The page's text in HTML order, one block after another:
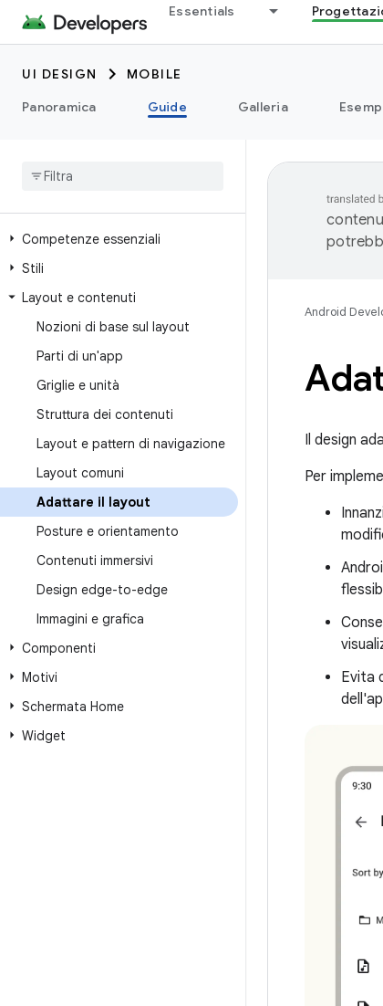
Essentials
UI DESIGN
MOBILE
Panoramica
Guide Galleria
Competenze essenziali
Stili
Layout e contenuti
Nozioni di base sul layout
Parti di un'app
Griglie e unità
Struttura dei contenuti
Layout e pattern di navigazione
Layout comuni
Adattare il layout
Posture e orientamento
Contenuti immersivi
Design edge-to-edge
Immagini e grafica
Componenti
Motivi
Schermata Home
Widget
Android
Il design
Per
Evita